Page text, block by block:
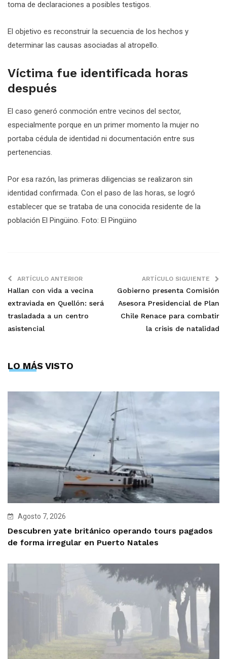
toma de declaraciones a posibles testigos.
El objetivo es reconstruir la secuencia de los hechos y
determinar las causas asociadas al atropello.
Víctima fue identificada horas
después
El caso generó conmoción entre vecinos del sector,
especialmente porque en un primer momento la mujer no
portaba cédula de identidad ni documentación entre sus
pertenencias.
Por esa razón, las primeras diligencias se realizaron sin
identidad confirmada. Con el paso de las horas, se logró
establecer que se trataba de una conocida residente de la
población El Pingüino. Foto: El Pingüino
ARTÍCULO ANTERIOR
Hallan con vida a vecina
extraviada en Quellón: será
trasladada a un centro
asistencial
ARTÍCULO SIGUIENTE
Gobierno presenta Comisión
Asesora Presidencial de Plan
Chile Renace para combatir
la crisis de natalidad
LO MÁS VISTO
Agosto 7, 2026
Descubren yate británico operando tours pagados
de forma irregular en Puerto Natales